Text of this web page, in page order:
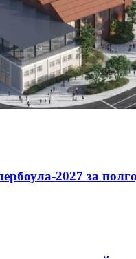
2027 за